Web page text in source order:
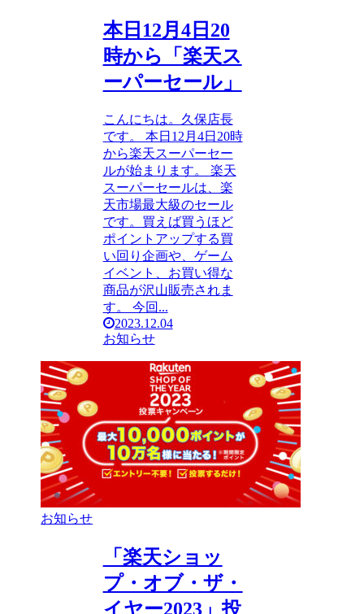
本日12月4日20
時から「楽天ス
ーパーセール」
こんにちは。久保店長
です。 本日12月4日20時
から楽天スーパーセー
ルが始まります。 楽天
スーパーセールは、楽
天市場最大級のセール
です。買えば買うほど
ポイントアップする買
い回り企画や、ゲーム
イベント、お買い得な
商品が沢山販売されま
す。 今回...
2023.12.04
お知らせ
お知らせ
「楽天ショッ
プ・オブ・ザ・
イヤー2023」投